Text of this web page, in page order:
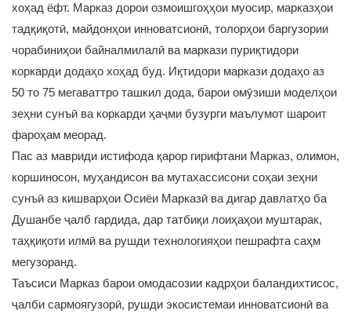
хоҳад ёфт. Марказ дорои озмоишгоҳҳои муосир, марказҳои
тадқиқотӣ, майдонҳои инноватсионӣ, толорҳои баргузории
чорабиниҳои байналмилалӣ ва маркази пуриқтидори
коркарди додаҳо хоҳад буд. Иқтидори маркази додаҳо аз
50 то 75 мегаваттро ташкил дода, барои омӯзиши моделҳои
зеҳни сунъӣ ва коркарди ҳаҷми бузурги маълумот шароит
фароҳам меорад.
Пас аз мавриди истифода қарор гирифтани Марказ, олимон,
коршиносон, муҳандисон ва мутахассисони соҳаи зеҳни
сунъӣ аз кишварҳои Осиёи Марказӣ ва дигар давлатҳо ба
Душанбе ҷалб гардида, дар татбиқи лоиҳаҳои муштарак,
таҳқиқоти илмӣ ва рушди технологияҳои пешрафта саҳм
мегузоранд.
Таъсиси Марказ барои омодасозии кадрҳои баландихтисос,
ҷалби сармоягузорӣ, рушди экосистемаи инноватсионӣ ва